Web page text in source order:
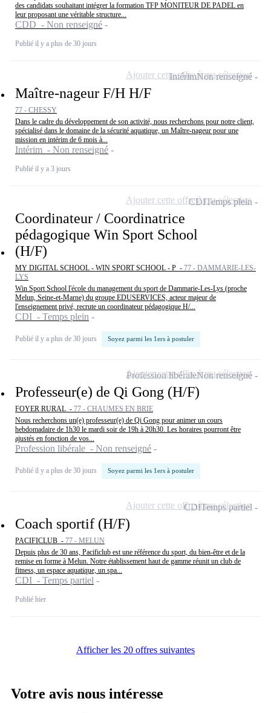
des candidats souhaitant intégrer la formation TFP MONITEUR DE PADEL en
leur proposant une véritable structure...
CDD - Non renseigné
Publié il y a plus de 30 jours
Maître-nageur F/H H/F
77 - CHESSY
Dans le cadre du développement de son activité, nous recherchons pour notre client,
spécialisé dans le domaine de la sécurité aquatique, un Maître-nageur pour une
mission en intérim de 6 mois à...
Intérim - Non renseigné
Publié il y a 3 jours
IntérimNon renseigné
Ajouter cette offre à ma sélection
Coordinateur / Coordinatrice
pédagogique Win Sport School
(H/F)
MY DIGITAL SCHOOL - WIN SPORT SCHOOL - P - 77 - DAMMARIE-LES-
LYS
Win Sport School l'école du management du sport de Dammarie-Les-Lys (proche
Melun, Seine-et-Marne) du groupe EDUSERVICES, acteur majeur de
l'enseignement privé, recrute un coordinateur pédagogique H/...
CDI - Temps plein
Publié il y a plus de 30 jours Soyez parmi les 1ers à postuler
CDITemps plein
Ajouter cette offre à ma sélection
Professeur(e) de Qi Gong (H/F)
FOYER RURAL - 77 - CHAUMES EN BRIE
Nous recherchons un(e) professeur(e) de Qi Gong pour animer un cours
hebdomadaire de 1h30 le mardi soir de 19h à 20h30. Les horaires pourront être
ajustés en fonction de vos...
Profession libérale - Non renseigné
Publié il y a plus de 30 jours Soyez parmi les 1ers à postuler
Profession libéraleNon renseigné
Ajouter cette offre à ma sélection
Coach sportif (H/F)
PACIFICLUB - 77 - MELUN
Depuis plus de 30 ans, Pacificlub est une référence du sport, du bien-être et de la
remise en forme à Melun. Notre établissement haut de gamme réunit un club de
fitness, un espace aquatique, un spa...
CDI - Temps partiel
Publié hier
CDITemps partiel
Ajouter cette offre à ma sélection
Afficher les 20 offres suivantes
Votre avis nous intéresse